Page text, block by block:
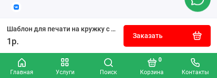
Главная Услуги Поиск Корзина
0
Контакты
Шаблон для печати на кружку с белой рамкой под фотографию и цветами
1р.
Заказать